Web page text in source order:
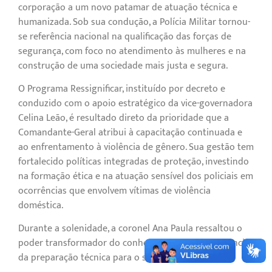
corporação a um novo patamar de atuação técnica e
humanizada. Sob sua condução, a Polícia Militar tornou-
se referência nacional na qualificação das forças de
segurança, com foco no atendimento às mulheres e na
construção de uma sociedade mais justa e segura.
O Programa Ressignificar, instituído por decreto e
conduzido com o apoio estratégico da vice-governadora
Celina Leão, é resultado direto da prioridade que a
Comandante-Geral atribui à capacitação continuada e
ao enfrentamento à violência de gênero. Sua gestão tem
fortalecido políticas integradas de proteção, investindo
na formação ética e na atuação sensível dos policiais em
ocorrências que envolvem vítimas de violência
doméstica.
Durante a solenidade, a coronel Ana Paula ressaltou o
poder transformador do conhecimento e a importância
da preparação técnica para o serviço à comunidade: